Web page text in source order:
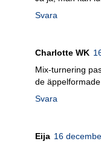
Svara
Charlotte WK
Mix-turnering
de äppelformade
Svara
Eija 16